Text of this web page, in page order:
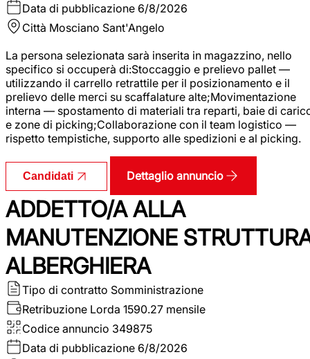
Data di pubblicazione 6/8/2026
Città Mosciano Sant'Angelo
La persona selezionata sarà inserita in magazzino, nello
specifico si occuperà di:Stoccaggio e prelievo pallet —
utilizzando il carrello retrattile per il posizionamento e il
prelievo delle merci su scaffalature alte;Movimentazione
interna — spostamento di materiali tra reparti, baie di
e zone di picking;Collaborazione con il team logistico —
rispetto tempistiche, supporto alle spedizioni e al picking.
Candidati Dettaglio annuncio
ADDETTO/A ALLA
MANUTENZIONE
ALBERGHIERA
Tipo di contratto Somministrazione
Retribuzione Lorda 1590.27 mensile
Codice annuncio 349875
Data di pubblicazione 6/8/2026